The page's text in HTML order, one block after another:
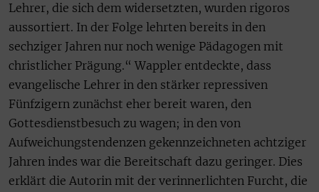
Lehrer, die sich dem widersetzten, wurden rigoros
aussortiert. In der Folge lehrten bereits in den
sechziger Jahren nur noch wenige Pädagogen mit
christlicher Prägung.“ Wappler entdeckte, dass
evangelische Lehrer in den stärker repressiven
Fünfzigern zunächst eher bereit waren, den
Gottesdienstbesuch zu wagen; in den von
Aufweichungstendenzen gekennzeichneten achtziger
Jahren indes war die Bereitschaft dazu geringer. Dies
erklärt die Autorin mit der verinnerlichten Furcht, die